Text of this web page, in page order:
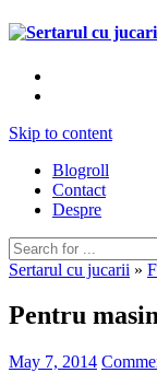
Skip to content
Blogroll
Contact
Despre
Sertarul cu jucarii »
Pentru
May 7, 2014